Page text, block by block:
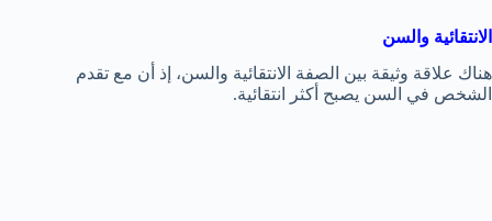
الانتقائية والسن
هناك علاقة وثيقة بين الصفة الانتقائية والسن، إذ أن مع تقدم
الشخص في السن يصبح أكثر انتقائية.